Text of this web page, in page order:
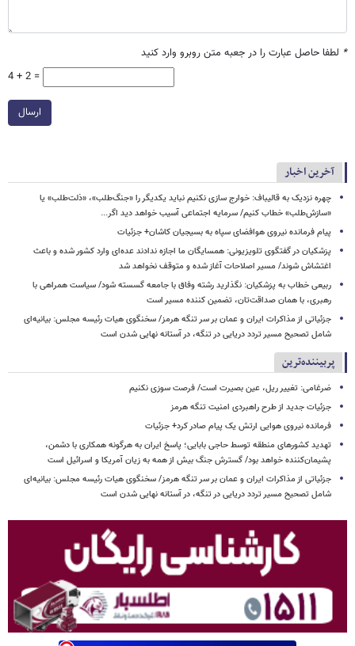
* لطفا حاصل عبارت را در جعبه متن روبرو وارد کنید
4 + 2 =
ارسال
آخرین اخبار
چهره نزدیک به قالیباف: خوارج سازی نکنیم نباید یکدیگر را «جنگ‌طلب»، «ذلت‌طلب» یا
«سازش‌طلب» خطاب کنیم/ سرمایه اجتماعی آسیب خواهد دید اگر...
پیام فرمانده نیروی هوافضای سپاه به بسیجیان کاشان+ جزئیات
پزشکیان در گفتگوی تلویزیونی: همسایگان ما اجازه ندادند عده‌ای وارد کشور شده و باعث
اغتشاش شوند/ مسیر اصلاحات آغاز شده و متوقف نخواهد شد
ربیعی خطاب به پزشکیان: نگذارید رشته وفاق با جامعه گسسته شود/ سیاست همراهی با
رهبری، با همان صداقت‌تان، تضمین کننده مسیر است
جزئیاتی از مذاکرات ایران و عمان بر سر تنگه هرمز/ سخنگوی هیات رئیسه مجلس: بیانیه‌ای
شامل تصحیح مسیر تردد دریایی در تنگه، در آستانه نهایی شدن است
پربیننده‌ترین
ضرغامی: تغییر ریل، عین بصیرت است/ فرصت سوزی نکنیم
جزئیات جدید از طرح راهبردی امنیت تنگه هرمز
فرمانده نیروی هوایی ارتش یک پیام صادر کرد+ جزئیات
تهدید کشورهای منطقه توسط حاجی بابایی؛ پاسخ ایران به هرگونه همکاری با دشمن،
پشیمان‌کننده خواهد بود/ گسترش جنگ بیش از همه به زیان آمریکا و اسرائیل است
جزئیاتی از مذاکرات ایران و عمان بر سر تنگه هرمز/ سخنگوی هیات رئیسه مجلس: بیانیه‌ای
شامل تصحیح مسیر تردد دریایی در تنگه، در آستانه نهایی شدن است